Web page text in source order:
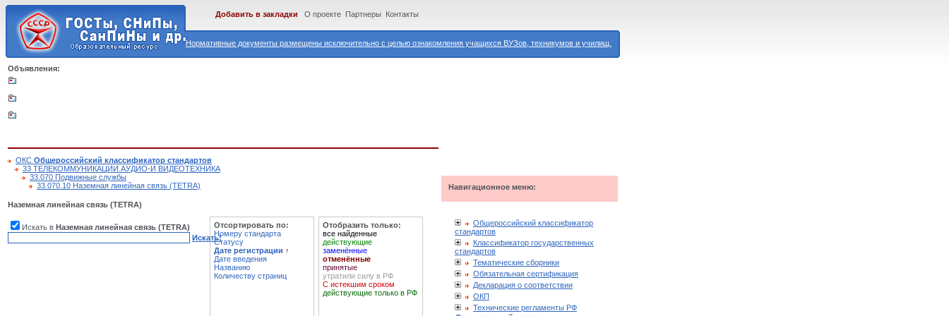
Нормативные документы размещены исключительно с целью ознакомления учащихся ВУЗов, техникумов и училищ.
Добавить в закладки О проекте Партнеры Контакты
Объявления:
ОКС Общероссийский классификатор стандартов
33 ТЕЛЕКОММУНИКАЦИИ.АУДИО-И ВИДЕОТЕХНИКА
33.070 Подвижные службы
33.070.10 Наземная линейная связь (TETRA)
Наземная линейная связь (TETRA)
Искать в Наземная линейная связь (TETRA)
Искать!
Отсортировать по:
Номеру стандарта
Статусу
Дате регистрации ↑
Дате введения
Названию
Количеству страниц
Отобразить только:
все найденные
действующие
заменённые
отменённые
принятые
утратили силу в РФ
С истекшим сроком
действующие только в РФ
Навигационное меню:
Общероссийский классификатор
стандартов
Классификатор государственных
стандартов
Тематические сборники
Обязательная сертификация
Декларация о соответствии
ОКП
Технические регламенты РФ